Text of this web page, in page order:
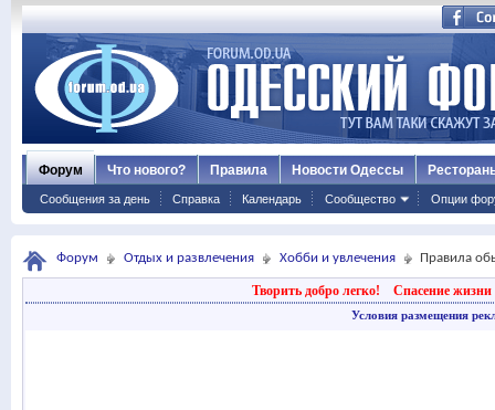
Форум
Сообщения за день Справка Календарь Сообщество Опции
Что нового? Правила Новости Одессы
Форум Отдых и развлечения Хобби и увлечения Правила
Творить добро легко! Спасение жизни
Условия размещения